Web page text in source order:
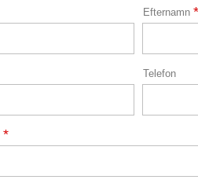
Efternamn *
Telefon
*